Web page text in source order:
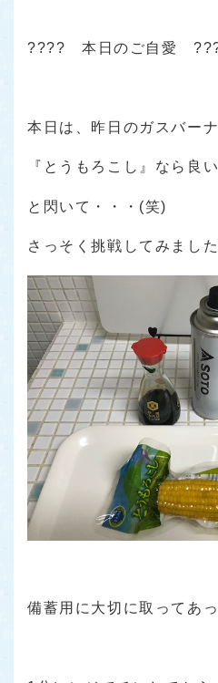
???? 本日のご自愛
本日は、昨日のガスバー
『とうもろこし』なら良
と閃いて・・・(笑)
さっそく挑戦してみまし
備蓄用に大切に取ってあ